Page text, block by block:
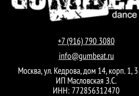
+7 (916) 790 3080
info@gumbeat.ru
Москва, ул. Кедрова, дом 14, корп. 1,
ИП Масловская З.С.
ИНН: 772856312470